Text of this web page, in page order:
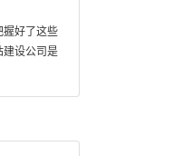
握好了这些
建设公司是